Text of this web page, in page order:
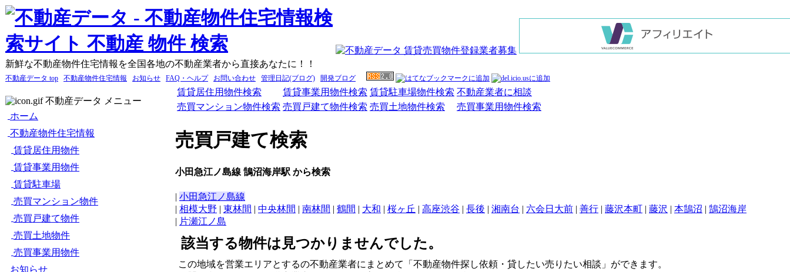
新鮮な不動産物件住宅情報を全国各地の不動産業者から直接あなたに！！
不動産データ top 不動産物件住宅情報 お知らせ FAQ・ヘルプ お問い合わせ 管理日記(ブログ) 開発ブログ
不動産データ メニュー
ホーム
不動産物件住宅情報
賃貸居住用物件
賃貸事業用物件
賃貸駐車場
売買マンション物件
売買戸建て物件
売買土地物件
売買事業用物件
お知らせ
賃貸居住用物件検索 賃貸事業用物件検索 賃貸駐車場物件検索 不動産業者に相談
売買マンション物件検索 売買戸建て物件検索 売買土地物件検索 売買事業用物件検索
売買戸建て検索
小田急江ノ島線 鵠沼海岸駅 から検索
| 小田急江ノ島線
| 相模大野 | 東林間 | 中央林間 | 南林間 | 鶴間 | 大和 | 桜ヶ丘 | 高座渋谷 | 長後 | 湘南台 | 六会日大前 | 善行 | 藤沢本町 | 藤沢 | 本鵠沼 | 鵠沼海岸
| 片瀬江ノ島
該当する物件は見つかりませんでした。
この地域を営業エリアとするの不動産業者にまとめて「不動産物件探し依頼・貸したい売りたい相談」ができます。